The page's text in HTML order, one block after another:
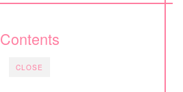
CLOSE
Contents